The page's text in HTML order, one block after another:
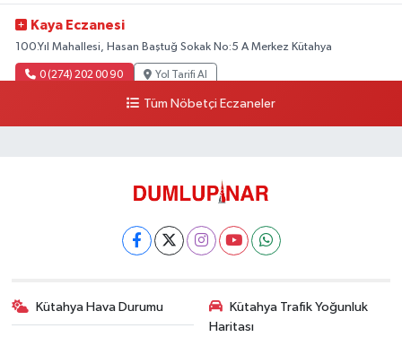
Kaya Eczanesi
100.Yıl Mahallesi, Hasan Baştuğ Sokak No:5 A Merkez Kütahya
0 (274) 202 00 90 Yol Tarifi Al
Tüm Nöbetçi Eczaneler
Kütahya Hava Durumu
Kütahya Trafik Yoğunluk
Haritası